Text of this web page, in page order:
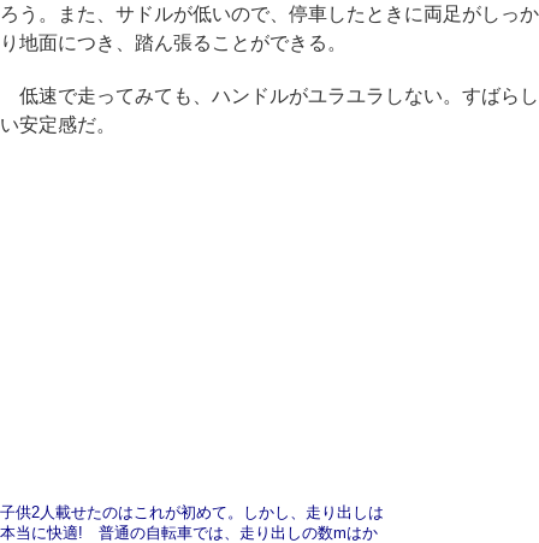
ろう。また、サドルが低いので、停車したときに両足がしっか
り地面につき、踏ん張ることができる。
低速で走ってみても、ハンドルがユラユラしない。すばらし
い安定感だ。
子供2人載せたのはこれが初めて。しかし、走り出しは
本当に快適! 普通の自転車では、走り出しの数mはか